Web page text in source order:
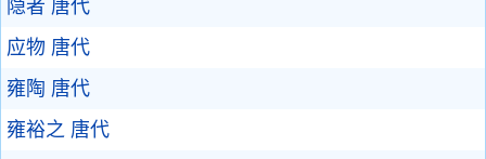
隐者 唐代
应物 唐代
雍陶 唐代
雍裕之 唐代